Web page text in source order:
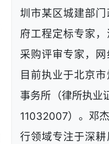
圳市某区城建部
府工程定标专家
采购评审专家，网
目前执业于北京
事务所（律所执
11032007）。邓
行领域专注于深